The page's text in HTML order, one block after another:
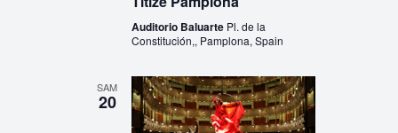
Auditorio Baluarte Pl. de la
Constitución,, Pamplona, Spain
SAM
20